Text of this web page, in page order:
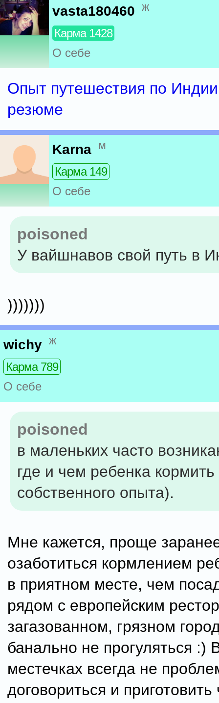
vasta180460 ж
Карма 1428
О себе
Опыт путешествия по
резюме
Karna м
Карма 149
О себе
poisoned
У вайшнавов свой путь в
)))))))
wichy ж
Карма 789
О себе
poisoned
в маленьких часто
где и чем ребенка
собственного опыта).
Мне кажется, проще
озаботиться кормлением
в приятном месте, чем
рядом с европейским
загазованном, грязном
банально не прогуляться :)
местечках всегда не
договориться и приготовить